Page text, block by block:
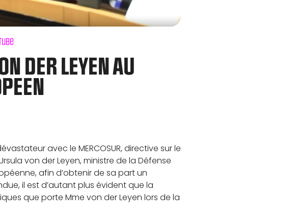
DER LEYEN AU
avec le MERCOSUR, directive sur le
von der Leyen, ministre de la Défense
afin d’obtenir de sa part un
il est d’autant plus évident que la
que porte Mme von der Leyen lors de la